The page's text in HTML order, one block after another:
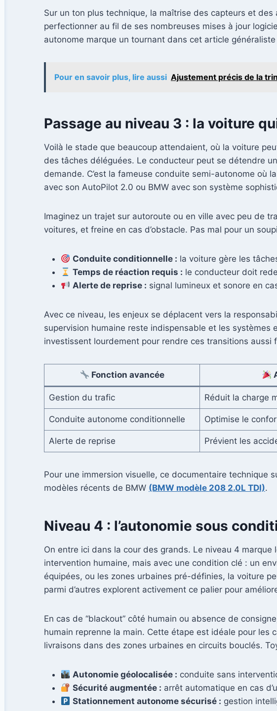
Sur un ton plus technique, la maîtrise des capteurs et
perfectionner au fil de ses nombreuses mises à jour
autonome marque un tournant dans cet article
Pour en savoir plus, lire aussi Ajustement précis de la
Passage au niveau 3 : la voiture
Voilà le stade que beaucoup attendaient, où la voiture
des tâches déléguées. Le conducteur peut se détendre
demande. C’est la fameuse conduite semi-autonome où
avec son AutoPilot 2.0 ou BMW avec son système
Imaginez un trajet sur autoroute ou en ville avec peu de
voitures, et freine en cas d’obstacle. Pas mal pour un
Conduite conditionnelle : la voiture gère les
Temps de réaction requis : le conducteur doit
Alerte de reprise : signal lumineux et sonore en
Avec ce niveau, les enjeux se déplacent vers la
supervision humaine reste indispensable et les
investissent lourdement pour rendre ces transitions
Fonction avancée
Gestion du trafic Réduit la charge
Conduite autonome conditionnelle Optimise le
Alerte de reprise Prévient les
Pour une immersion visuelle, ce documentaire technique
modèles récents de BMW (BMW modèle 208 2.0L TDI).
Niveau 4 : l’autonomie sous
On entre ici dans la cour des grands. Le niveau 4 marque
intervention humaine, mais avec une condition clé : un
équipées, ou les zones urbaines pré-définies, la voiture
parmi d’autres explorent activement ce palier pour
En cas de “blackout” côté humain ou absence de
humain reprenne la main. Cette étape est idéale pour les
livraisons dans des zones urbaines en circuits bouclés.
Autonomie géolocalisée : conduite sans
Sécurité augmentée : arrêt automatique en cas
Stationnement autonome sécurisé : gestion